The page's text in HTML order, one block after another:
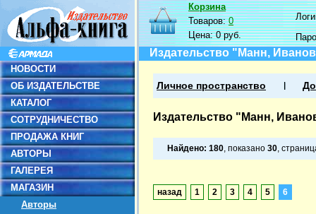
НОВОСТИ
ОБ ИЗДАТЕЛЬСТВЕ
КАТАЛОГ
СОТРУДНИЧЕСТВО
ПРОДАЖА КНИГ
АВТОРЫ
ГАЛЕРЕЯ
МАГАЗИН
Авторы
Корзина
Товаров:0
Цена:0 руб.
Издательство "Манн,
Личное пространство
Издательство "Манн,
Найдено: 180, показано 30,
назад 1 2 3 4 5 6